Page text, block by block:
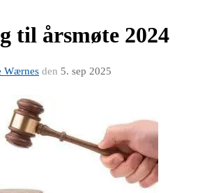
til årsmøte 2024
Wærnes den 5. sep 2025